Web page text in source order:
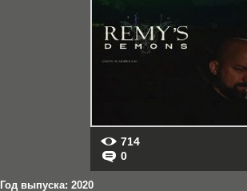
714
0
Год выпуска: 2020